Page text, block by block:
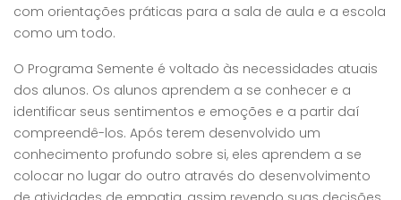
com orientações práticas para a sala de aula e a escola
como um todo.
O Programa Semente é voltado às necessidades atuais
dos alunos. Os alunos aprendem a se conhecer e a
identificar seus sentimentos e emoções e a partir daí
compreendê-los. Após terem desenvolvido um
conhecimento profundo sobre si, eles aprendem a se
colocar no lugar do outro através do desenvolvimento